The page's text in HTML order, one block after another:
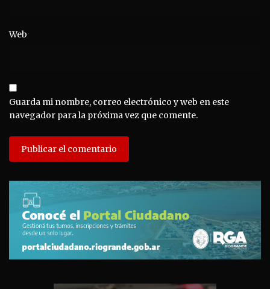
Web
Guarda mi nombre, correo electrónico y web en este
navegador para la próxima vez que comente.